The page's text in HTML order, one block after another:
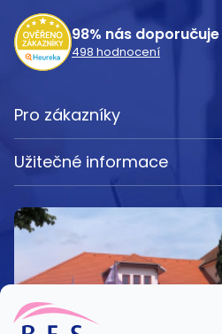
98% nás doporučuje
498 hodnocení
Pro zákazníky
Užitečné informace